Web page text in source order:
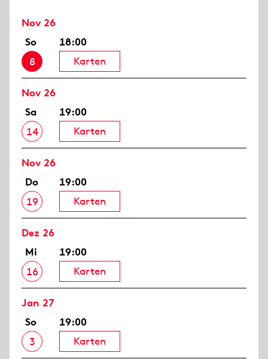
Nov 26
So
8
18:00
Karten
Nov 26
Sa
14
19:00
Karten
Nov 26
Do
19
19:00
Karten
Dez 26
Mi
16
19:00
Karten
Jan 27
So
3
19:00
Karten